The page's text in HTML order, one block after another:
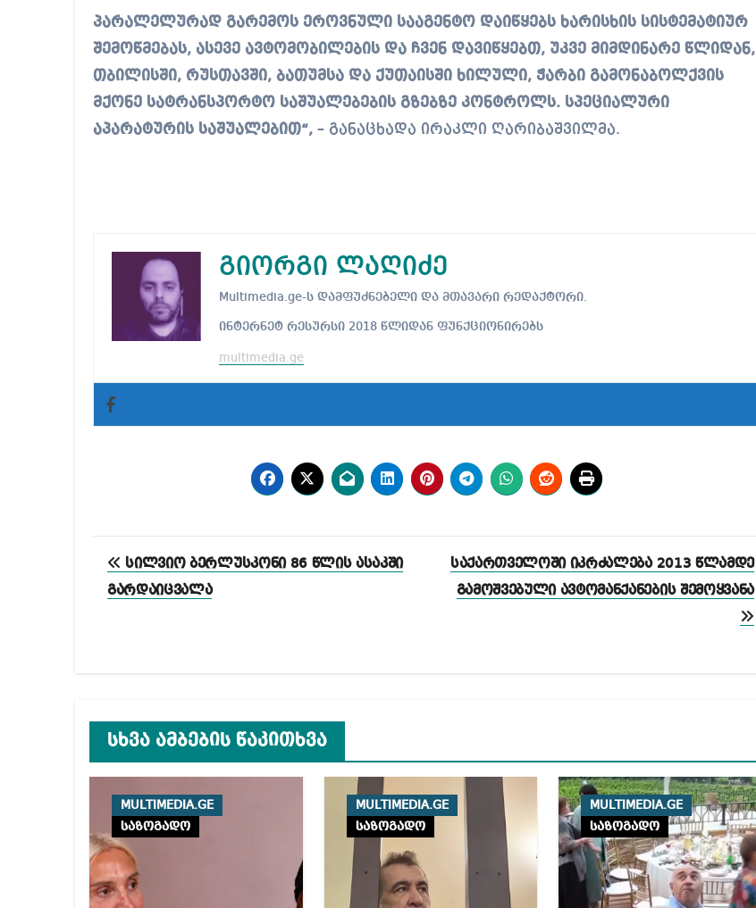
პარალელურად გარემოს ეროვნული სააგენტო დაიწყებს ხარისხის სისტემატიურ
შემოწმებას, ასევე ავტომობილების და ჩვენ დავიწყებთ, უკვე მიმდინარე წლიდან,
თბილისში, რუსთავში, ბათუმსა და ქუთაისში ხილული, ჭარბი გამონაბოლქვის
მქონე სატრანსპორტო საშუალებების გზებზე კონტროლს. სპეციალური
აპარატურის საშუალებით“, – განაცხადა ირაკლი ღარიბაშვილმა.
გიორგი ლაღიძე
Multimedia.ge-ს დამფუძნებელი და მთავარი რედაქტორი.
ინტერნეტ რესურსი 2018 წლიდან ფუნქციონირებს
multimedia.ge
პოსტის
ნავიგაცია
სილვიო ბერლუსკონი 86 წლის ასაკში
გარდაიცვალა
საქართველოში იკრძალება 2013 წლამდე
გამოშვებული ავტომანქანების შემოყვანა
სხვა ამბების წაკითხვა
MULTIMEDIA.GE
საზოგადო
MULTIMEDIA.GE
საზოგადო
MULTIMEDIA.GE
საზოგადო